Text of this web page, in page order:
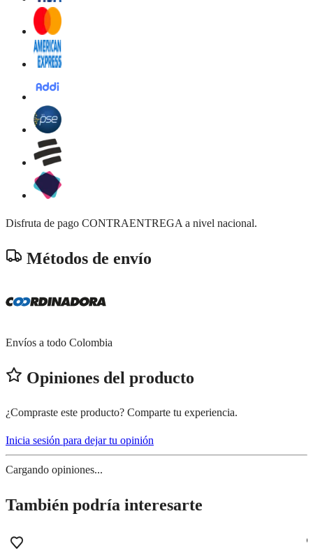
Disfruta de pago CONTRAENTREGA a nivel nacional.
Métodos de envío
Envíos a todo Colombia
Opiniones del producto
¿Compraste este producto? Comparte tu experiencia.
Inicia sesión para dejar tu opinión
Cargando opiniones...
También podría interesarte